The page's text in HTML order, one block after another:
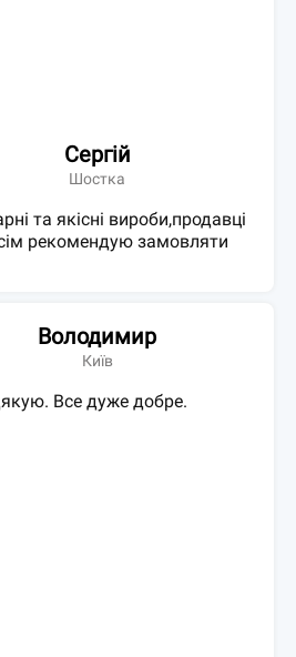
Сергій
Шостка
та якісні вироби,продавці
рекомендую замовляти
Володимир
Київ
Все дуже добре.